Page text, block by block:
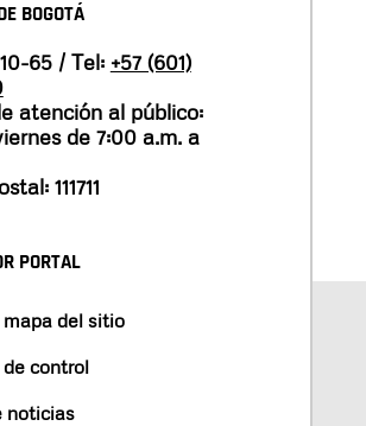
BOGOTÁ
65 / Tel: +57 (601)
atención al público:
de 7:00 a.m. a
111711
PORTAL
mapa del sitio
control
noticias